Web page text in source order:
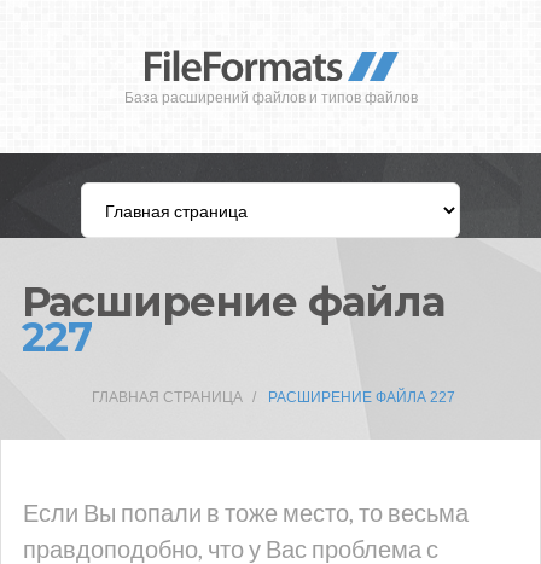
База расширений файлов и типов файлов
Расширение файла
227
ГЛАВНАЯ СТРАНИЦА РАСШИРЕНИЕ ФАЙЛА 227
Если Вы попали в тоже место, то весьма
правдоподобно, что у Вас проблема с